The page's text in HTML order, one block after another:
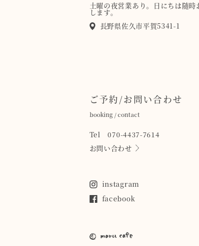
土曜の夜営業あり。日にちは随時
します。
長野県佐久市平賀5341-1
ご予約/お問い合わせ
booking / contact
Tel 070-4437-7614
お問い合わせ
instagram
facebook